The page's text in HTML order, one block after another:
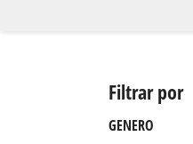
Filtrar por
GENERO